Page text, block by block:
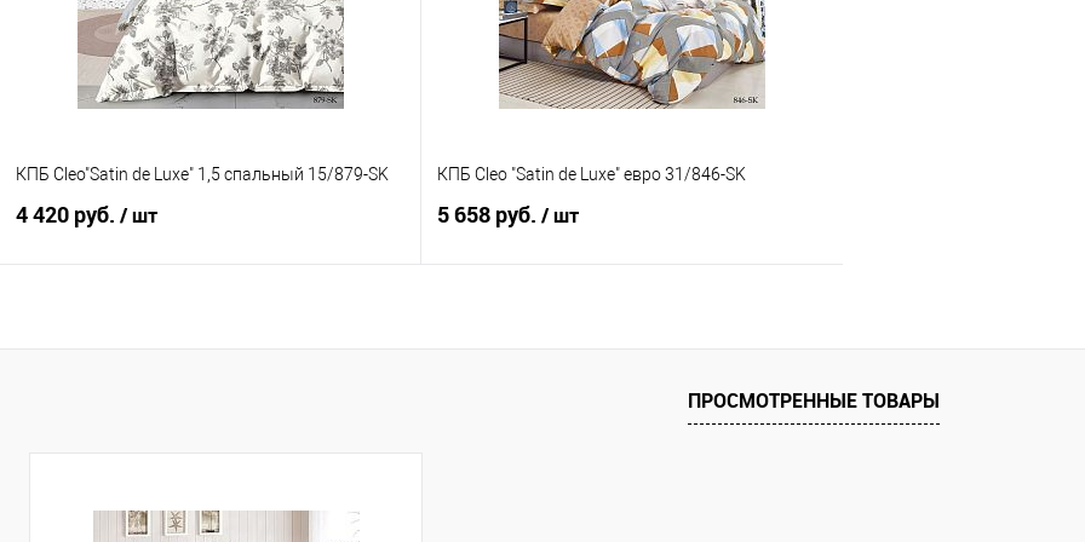
КПБ Cleo"Satin de Luxe" 1,5 спальный 15/879-SK
4 420 руб. / шт
КПБ Cleo "Satin de Luxe" евро 31/846-SK
5 658 руб. / шт
ПРОСМОТРЕННЫЕ ТОВАРЫ